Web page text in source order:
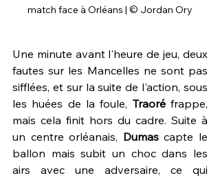
match face à Orléans | © Jordan Ory
Une minute avant l'heure de jeu, deux
fautes sur les Mancelles ne sont pas
sifflées, et sur la suite de l'action, sous
les huées de la foule, Traoré frappe,
mais cela finit hors du cadre. Suite à
un centre orléanais, Dumas capte le
ballon mais subit un choc dans les
airs avec une adversaire, ce qui